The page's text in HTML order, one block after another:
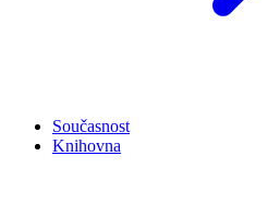
Současnost
Knihovna